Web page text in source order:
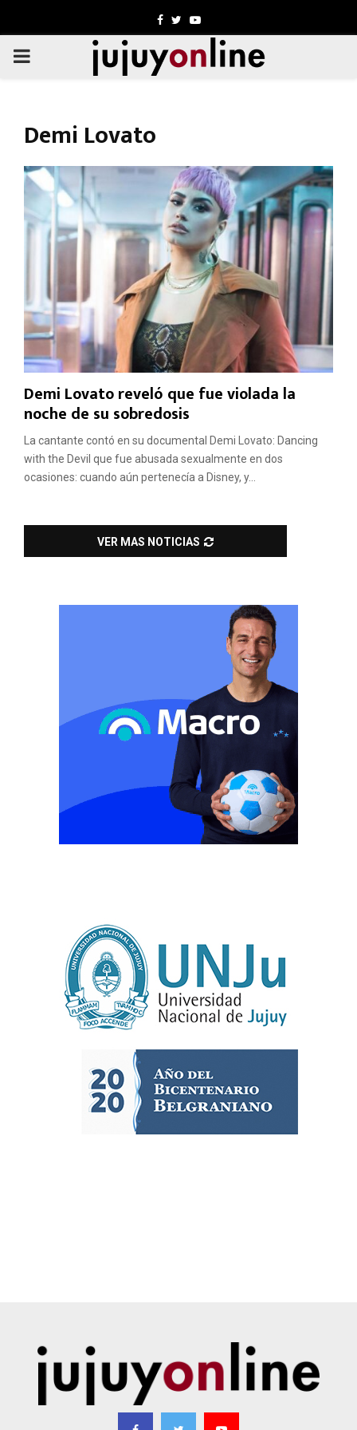
Facebook
TwitterYoutube
PRIMARY
Demi Lovato
Demi Lovato reveló que fue violada la
noche de su sobredosis
La cantante contó en su documental Demi Lovato: Dancing
with the Devil que fue abusada sexualmente en dos
ocasiones: cuando aún pertenecía a Disney, y...
VER MAS NOTICIAS